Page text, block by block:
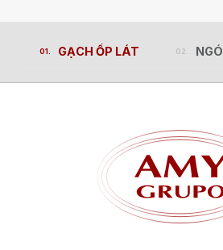
GẠCH ỐP LÁT
GẠCH ỐP LÁT